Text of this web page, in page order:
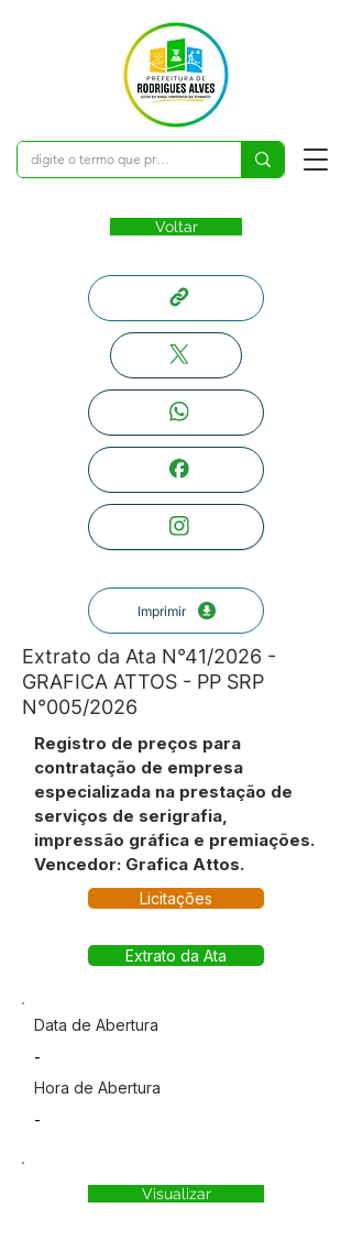
Voltar
Imprimir
Extrato da Ata N°41/2026 -
GRAFICA ATTOS - PP SRP
N°005/2026
Registro de preços para
contratação de empresa
especializada na prestação de
serviços de serigrafia,
impressão gráfica e premiações.
Vencedor: Grafica Attos.
Licitações
Extrato da Ata
Data de Abertura
-
Hora de Abertura
-
Visualizar